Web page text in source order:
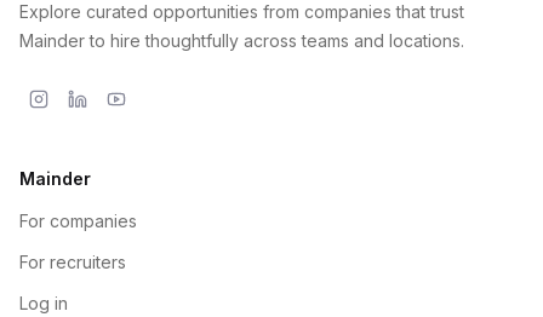
Explore curated opportunities from companies that trust
Mainder to hire thoughtfully across teams and locations.
Mainder
For companies
For recruiters
Log in